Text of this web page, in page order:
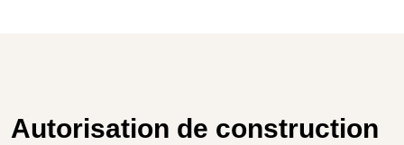
Autorisation de construction